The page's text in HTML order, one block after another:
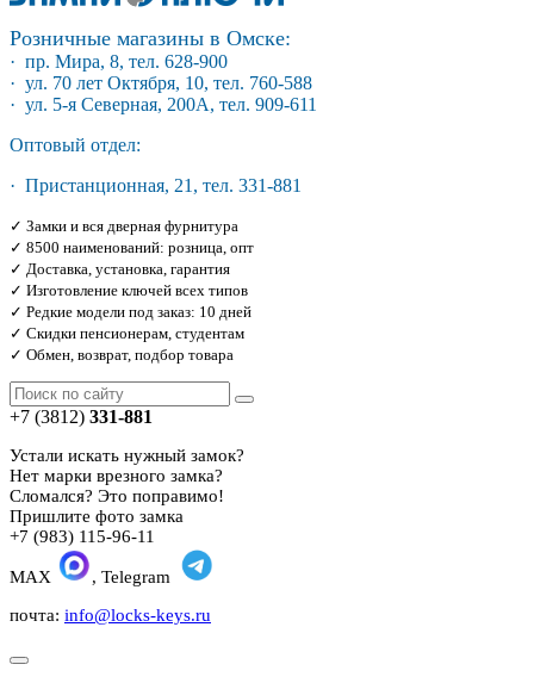
Розничные магазины в Омске:
· пр. Мира, 8, тел. 628-900
· ул. 70 лет Октября, 10, тел. 760-588
· ул. 5-я Северная, 200А, тел. 909-611
Оптовый отдел:
· Пристанционная, 21, тел. 331-881
✓ Замки и вся дверная фурнитура
✓ 8500 наименований: розница, опт
✓ Доставка, установка, гарантия
✓ Изготовление ключей всех типов
✓ Редкие модели под заказ: 10 дней
✓ Скидки пенсионерам, студентам
✓ Обмен, возврат, подбор товара
+7 (3812) 331-881
Устали искать нужный замок?
Нет марки врезного замка?
Сломался? Это поправимо!
Пришлите фото замка
+7 (983) 115-96-11
MAX
, Telegram
почта: info@locks-keys.ru